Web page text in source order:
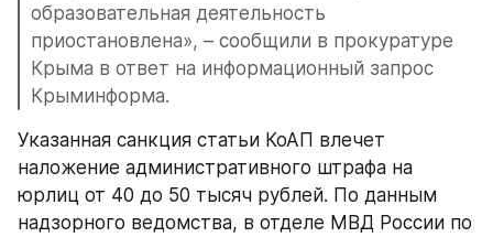
образовательная деятельность
приостановлена», – сообщили в прокуратуре
Крыма в ответ на информационный запрос
Крыминформа.
Указанная санкция статьи КоАП влечет
наложение административного штрафа на
юрлиц от 40 до 50 тысяч рублей. По данным
надзорного ведомства, в отделе МВД России по